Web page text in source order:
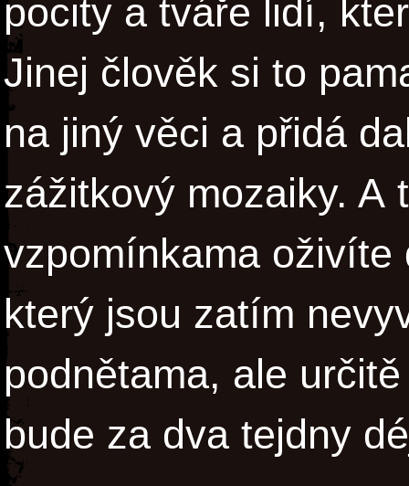
pocity a tváře lidí,
Jinej člověk si to
na jiný věci a přidá
zážitkový mozaiky. A
vzpomínkama
který jsou zatím
podnětama, ale
bude za dva tejdny